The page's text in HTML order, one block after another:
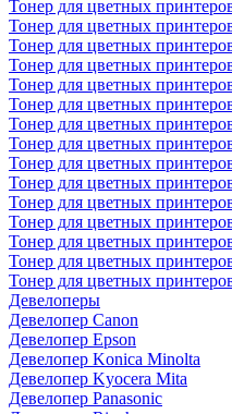
Тонер для цветных
Тонер для цветных
Тонер для цветных
Тонер для цветных
Тонер для цветных
Тонер для цветных
Тонер для цветных
Тонер для цветных
Тонер для цветных
Тонер для цветных
Тонер для цветных
Тонер для цветных
Тонер для цветных
Тонер для цветных
Тонер для цветных
Девелоперы
Девелопер Canon
Девелопер Epson
Девелопер Konica Minolta
Девелопер Kyocera Mita
Девелопер Panasonic